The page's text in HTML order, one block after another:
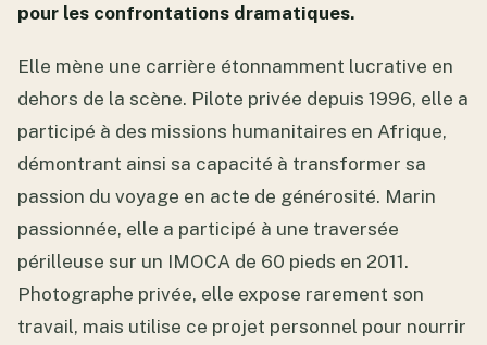
pour les confrontations dramatiques.
Elle mène une carrière étonnamment lucrative en
dehors de la scène. Pilote privée depuis 1996, elle a
participé à des missions humanitaires en Afrique,
démontrant ainsi sa capacité à transformer sa
passion du voyage en acte de générosité. Marin
passionnée, elle a participé à une traversée
périlleuse sur un IMOCA de 60 pieds en 2011.
Photographe privée, elle expose rarement son
travail, mais utilise ce projet personnel pour nourrir